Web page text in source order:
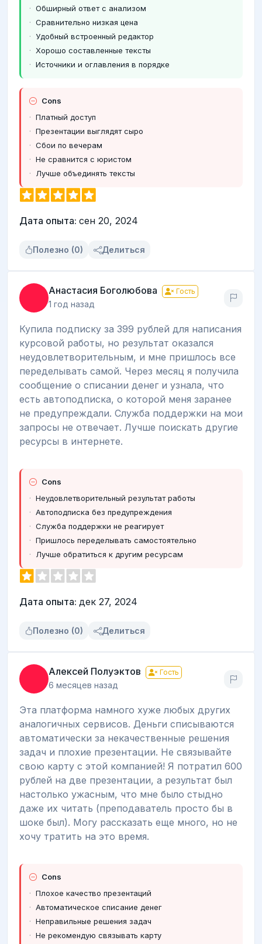
Обширный ответ с анализом
Сравнительно низкая цена
Удобный встроенный редактор
Хорошо составленные тексты
Источники и оглавления в порядке
Cons
Платный доступ
Презентации выглядят сыро
Сбои по вечерам
Не сравнится с юристом
Лучше объединять тексты
Дата опыта: сен 20, 2024
Полезно (0) Делиться
Анастасия Боголюбова Гость
1 год назад
Купила подписку за 399 рублей для написания
курсовой работы, но результат оказался
неудовлетворительным, и мне пришлось все
переделывать самой. Через месяц я получила
сообщение о списании денег и узнала, что
есть автоподписка, о которой меня заранее
не предупреждали. Служба поддержки на мои
запросы не отвечает. Лучше поискать другие
ресурсы в интернете.
Cons
Неудовлетворительный результат работы
Автоподписка без предупреждения
Служба поддержки не реагирует
Пришлось переделывать самостоятельно
Лучше обратиться к другим ресурсам
Дата опыта: дек 27, 2024
Полезно (0) Делиться
Алексей Полуэктов Гость
6 месяцев назад
Эта платформа намного хуже любых других
аналогичных сервисов. Деньги списываются
автоматически за некачественные решения
задач и плохие презентации. Не связывайте
свою карту с этой компанией! Я потратил 600
рублей на две презентации, а результат был
настолько ужасным, что мне было стыдно
даже их читать (преподаватель просто бы в
шоке был). Могу рассказать еще много, но не
хочу тратить на это время.
Cons
Плохое качество презентаций
Автоматическое списание денег
Неправильные решения задач
Не рекомендую связывать карту